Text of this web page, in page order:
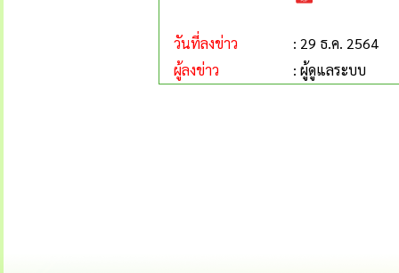
วันที่ลงข่าว
: 29 ธ.ค. 2564
ผู้ลงข่าว
: ผู้ดูแลระบบ